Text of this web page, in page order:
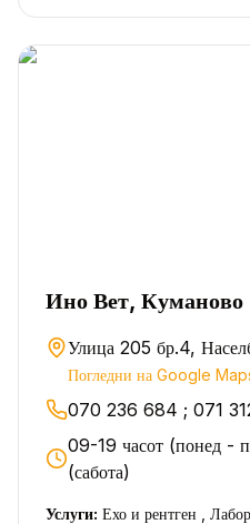
Ино Вет, Куманово
Улица 205 бр.4,
Погледни на Google
070 236 684 ; 071
09-19 часот (понед -
(сабота)
Услуги: Ехо и рентген ,